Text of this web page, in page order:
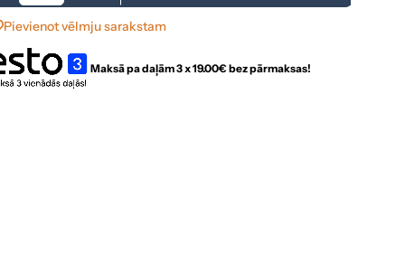
Pievienot vēlmju sarakstam
Maksā pa daļām 3 x19.00€ bez pārmaksas!